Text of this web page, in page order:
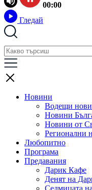
00:00
Гледай
Новини
Водещи
Новини
Новини от
Регионални
Любопитно
Програма
Предавания
Дарик Кафе
Денят на
Седмицата